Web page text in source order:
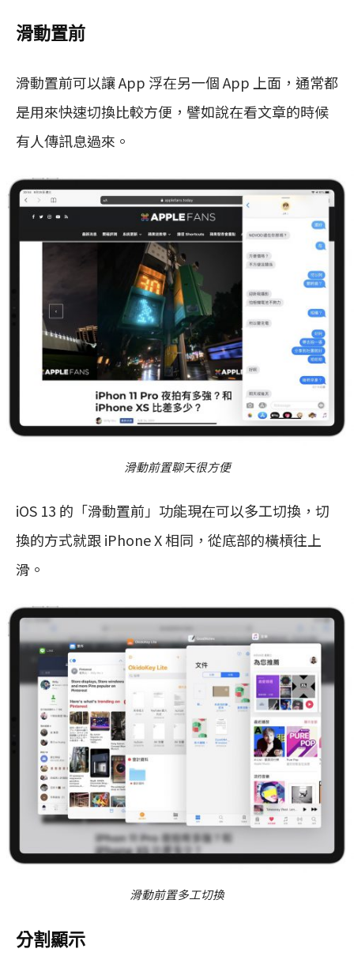
滑動置前
滑動置前可以讓 App 浮在另一個 App 上面，通常都
是用來快速切換比較方便，譬如說在看文章的時候
有人傳訊息過來。
滑動前置聊天很方便
iOS 13 的「滑動置前」功能現在可以多工切換，切
換的方式就跟 iPhone X 相同，從底部的橫槓往上
滑。
滑動前置多工切換
分割顯示